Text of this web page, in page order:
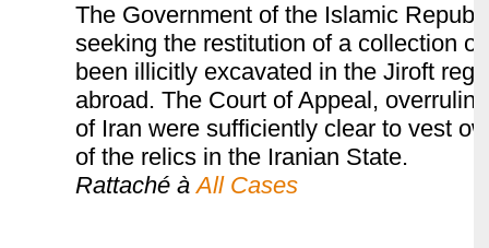
The Government of the Islamic
seeking the restitution of a collection
been illicitly excavated in the Jiroft
abroad. The Court of Appeal,
of Iran were sufficiently clear to vest
of the relics in the Iranian State.
Rattaché à All Cases